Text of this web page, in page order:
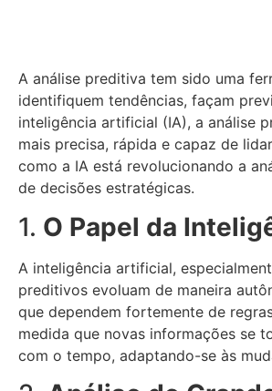
A análise preditiva tem sido uma
identifiquem tendências, façam
inteligência artificial (IA), a análise
mais precisa, rápida e capaz de
como a IA está revolucionando a
de decisões estratégicas.
1. O Papel da
A inteligência artificial,
preditivos evoluam de maneira
que dependem fortemente de
medida que novas informações se
com o tempo, adaptando-se às